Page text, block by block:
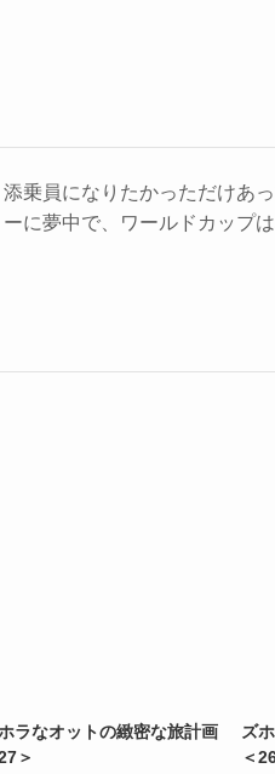
添乗員になりたかっただけあ
ーに夢中で、ワールドカップ
ラなオットの緻密な旅計画
＞
ズ
＜